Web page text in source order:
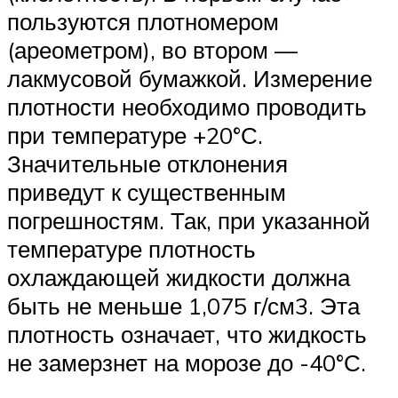
пользуются плотномером
(ареометром), во втором —
лакмусовой бумажкой. Измерение
плотности необходимо проводить
при температуре +20°С.
Значительные отклонения
приведут к существенным
погрешностям. Так, при указанной
температуре плотность
охлаждающей жидкости должна
быть не меньше 1,075 г/см3. Эта
плотность означает, что жидкость
не замерзнет на морозе до -40°С.